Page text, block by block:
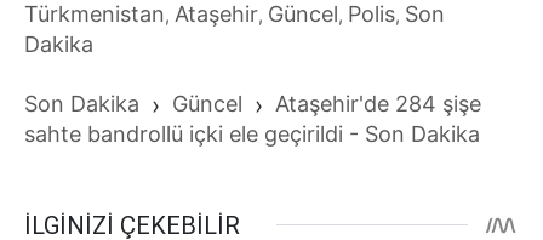
Türkmenistan, Ataşehir, Güncel, Polis, Son
Dakika
Son Dakika › Güncel › Ataşehir'de 284 şişe
sahte bandrollü içki ele geçirildi - Son Dakika